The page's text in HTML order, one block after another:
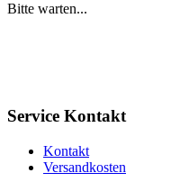
Bitte warten...
Service Kontakt
Kontakt
Versandkosten